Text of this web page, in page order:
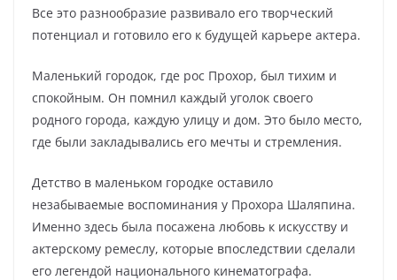
Все это разнообразие развивало его творческий
потенциал и готовило его к будущей карьере актера.
Маленький городок, где рос Прохор, был тихим и
спокойным. Он помнил каждый уголок своего
родного города, каждую улицу и дом. Это было место,
где были закладывались его мечты и стремления.
Детство в маленьком городке оставило
незабываемые воспоминания у Прохора Шаляпина.
Именно здесь была посажена любовь к искусству и
актерскому ремеслу, которые впоследствии сделали
его легендой национального кинематографа.